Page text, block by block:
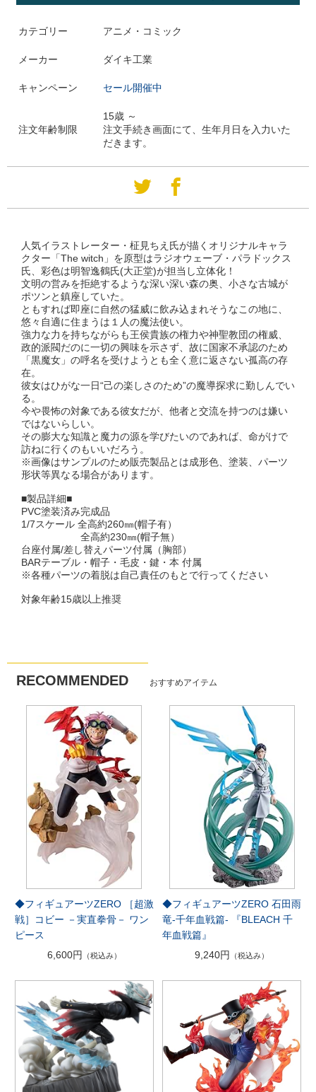
カテゴリー アニメ・コミック
メーカー ダイキ工業
キャンペーン セール開催中
注文年齢制限
15歳 ～
注文手続き画面にて、生年月日を入力いた
だきます。
人気イラストレーター・柾見ちえ氏が描くオリジナルキャラ
クター「The witch」を原型はラジオウェーブ・パラドックス
氏、彩色は明智逸鶴氏(大正堂)が担当し立体化！
文明の営みを拒絶するような深い深い森の奥、小さな古城が
ポツンと鎮座していた。
ともすれば即座に自然の猛威に飲み込まれそうなこの地に、
悠々自適に住まうは１人の魔法使い。
強力な力を持ちながらも王侯貴族の権力や神聖教団の権威、
政的派閥だのに一切の興味を示さず、故に国家不承認のため
「黒魔女」の呼名を受けようとも全く意に返さない孤高の存
在。
彼女はひがな一日“己の楽しさのため”の魔導探求に勤しんでい
る。
今や畏怖の対象である彼女だが、他者と交流を持つのは嫌い
ではないらしい。
その膨大な知識と魔力の源を学びたいのであれば、命がけで
訪ねに行くのもいいだろう。
※画像はサンプルのため販売製品とは成形色、塗装、パーツ
形状等異なる場合があります。
■製品詳細■
PVC塗装済み完成品
1/7スケール 全高約260㎜(帽子有）
全高約230㎜(帽子無）
台座付属/差し替えパーツ付属（胸部）
BARテーブル・帽子・毛皮・鍵・本 付属
※各種パーツの着脱は自己責任のもとで行ってください
対象年齢15歳以上推奨
RECOMMENDED おすすめアイテム
◆フィギュアーツZERO ［超激
戦］コビー －実直拳骨－ ワン
ピース
6,600円
（税込み）
◆フィギュアーツZERO 石田雨
竜-千年血戦篇- 『BLEACH 千
年血戦篇』
9,240円
（税込み）